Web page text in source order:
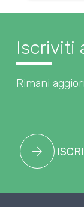
Iscriviti
Rimani